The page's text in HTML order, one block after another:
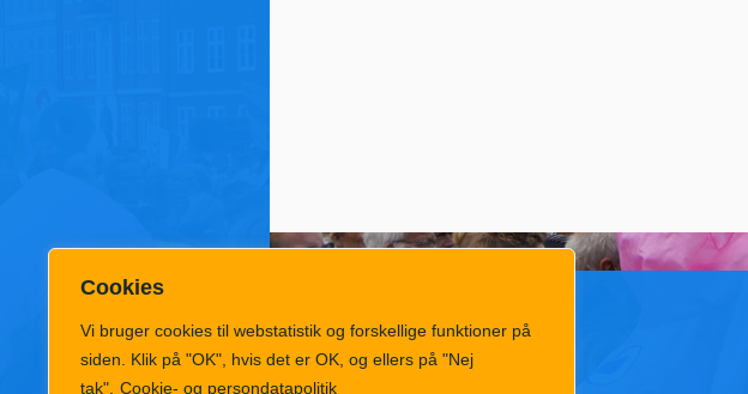
Cookies
Vi bruger cookies til webstatistik og forskellige funktioner på
siden. Klik på "OK", hvis det er OK, og ellers på "Nej
tak". Cookie- og persondatapolitik